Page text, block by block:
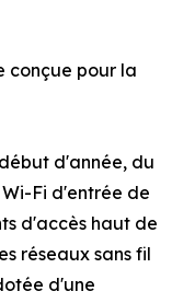
conçue pour la
d'année, du
Fi d'entrée de
d'accès haut de
réseaux sans fil
d'une